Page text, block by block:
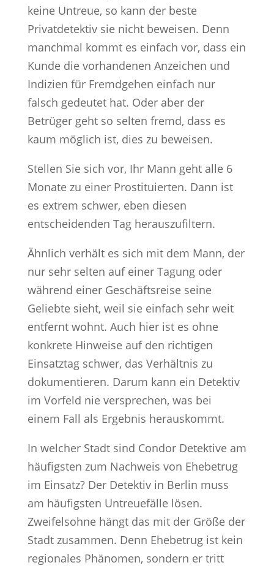
keine Untreue, so kann der beste
Privatdetektiv sie nicht beweisen. Denn
manchmal kommt es einfach vor, dass ein
Kunde die vorhandenen Anzeichen und
Indizien für Fremdgehen einfach nur
falsch gedeutet hat. Oder aber der
Betrüger geht so selten fremd, dass es
kaum möglich ist, dies zu beweisen.
Stellen Sie sich vor, Ihr Mann geht alle 6
Monate zu einer Prostituierten. Dann ist
es extrem schwer, eben diesen
entscheidenden Tag herauszufiltern.
Ähnlich verhält es sich mit dem Mann, der
nur sehr selten auf einer Tagung oder
während einer Geschäftsreise seine
Geliebte sieht, weil sie einfach sehr weit
entfernt wohnt. Auch hier ist es ohne
konkrete Hinweise auf den richtigen
Einsatztag schwer, das Verhältnis zu
dokumentieren. Darum kann ein Detektiv
im Vorfeld nie versprechen, was bei
einem Fall als Ergebnis herauskommt.
In welcher Stadt sind Condor Detektive am
häufigsten zum Nachweis von Ehebetrug
im Einsatz? Der Detektiv in Berlin muss
am häufigsten Untreuefälle lösen.
Zweifelsohne hängt das mit der Größe der
Stadt zusammen. Denn Ehebetrug ist kein
regionales Phänomen, sondern er tritt